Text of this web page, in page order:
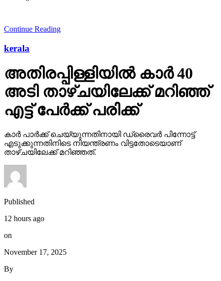
Continue Reading
kerala
അതിരപ്പിള്ളിയില്‍ കാര്‍ 40
അടി താഴ്ചയിലേക്ക് മറിഞ്ഞ്
എട്ട് പേര്‍ക്ക് പരിക്ക്
കാര്‍ പാര്‍ക്ക് ചെയ്യുന്നതിനായി ഡ്രൈവര്‍ പിന്നോട്ട്
എടുക്കുന്നതിനിടെ നിയന്ത്രണം വിട്ടതോടെയാണ്
താഴ്ചയിലേക്ക് മറിഞ്ഞത്.
Published
12 hours ago
on
November 17, 2025
By